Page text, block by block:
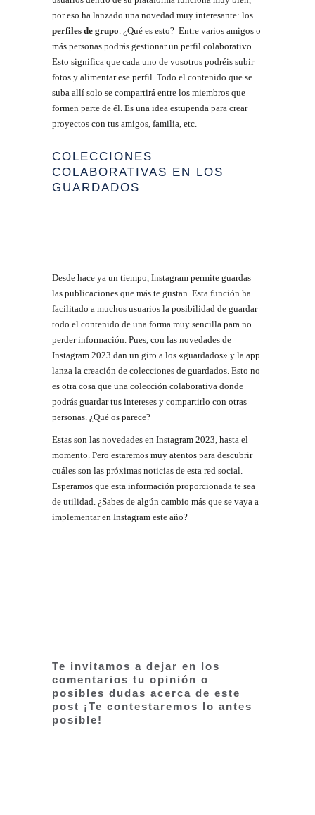
por eso ha lanzado una novedad muy interesante: los
perfiles de grupo . ¿Qué es esto? Entre varios amigos o
más personas podrás gestionar un perfil colaborativo.
Esto significa que cada uno de vosotros podréis subir
fotos y alimentar ese perfil. Todo el contenido que se
suba allí solo se compartirá entre los miembros que
formen parte de él. Es una idea estupenda para crear
proyectos con tus amigos, familia, etc.
COLECCIONES
COLABORATIVAS EN LOS
GUARDADOS
Desde hace ya un tiempo, Instagram permite guardas
las publicaciones que más te gustan. Esta función ha
facilitado a muchos usuarios la posibilidad de guardar
todo el contenido de una forma muy sencilla para no
perder información. Pues, con las novedades de
Instagram 2023 dan un giro a los «guardados» y la app
lanza la creación de colecciones de guardados. Esto no
es otra cosa que una colección colaborativa donde
podrás guardar tus intereses y compartirlo con otras
personas. ¿Qué os parece?
Estas son las novedades en Instagram 2023, hasta el
momento. Pero estaremos muy atentos para descubrir
cuáles son las próximas noticias de esta red social.
Esperamos que esta información proporcionada te sea
de utilidad. ¿Sabes de algún cambio más que se vaya a
implementar en Instagram este año?
Te invitamos a dejar en los
comentarios tu opinión o
posibles dudas acerca de este
post ¡Te contestaremos lo antes
posible!